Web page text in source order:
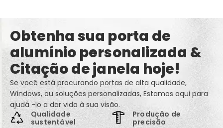
Obtenha sua porta de
alumínio personalizada &
Citação de janela hoje!
Se você está procurando portas de alta qualidade,
Windows, ou soluções personalizadas, Estamos aqui para
ajudá -lo a dar vida à sua visão.
Qualidade
sustentável
Produção de
precisão